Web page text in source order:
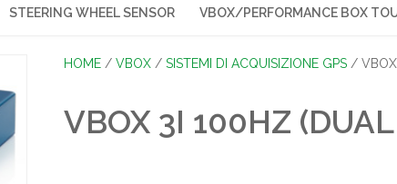
STEERING WHEEL SENSOR VBOX/PERFORMANCE BOX
HOME / VBOX / SISTEMI DI ACQUISIZIONE GPS /
VBOX 3I 100HZ